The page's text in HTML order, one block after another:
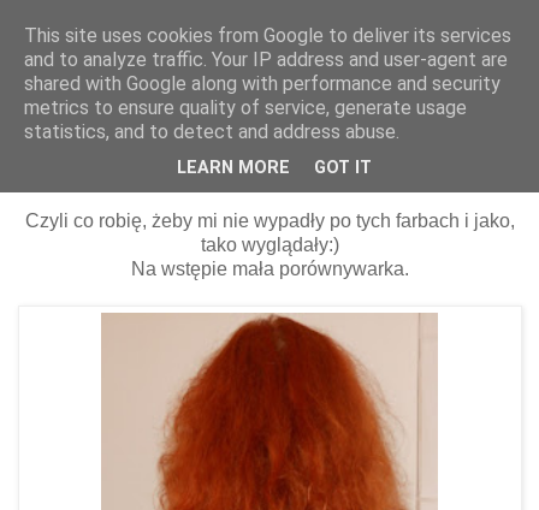
17 czerwca 2013
Moja pielęgnacja rudych włosów.
Czyli co robię, żeby mi nie wypadły po tych farbach i jako,
tako wyglądały:)
Na wstępie mała porównywarka.
This site uses cookies from Google to deliver its services
and to analyze traffic. Your IP address and user-agent are
shared with Google along with performance and security
metrics to ensure quality of service, generate usage
statistics, and to detect and address abuse.
LEARN MORE GOT IT